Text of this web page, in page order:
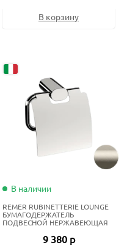
В корзину
В наличии
REMER RUBINETTERIE LOUNGE
БУМАГОДЕРЖАТЕЛЬ
ПОДВЕСНОЙ НЕРЖАВЕЮЩАЯ
9 380 р